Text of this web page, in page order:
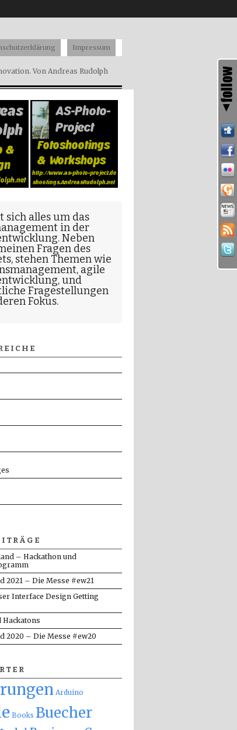
Von Andreas Rudolph
Impressum
sich alles um das
in der
. Neben
Fragen des
stehen Themen wie
, agile
, und
Fragestellungen
Fokus.
– Hackathon und
2021 – Die Messe #ew21
Interface Design Getting
Hackatons
2020 – Die Messe #ew20
Arduino
Books Buecher